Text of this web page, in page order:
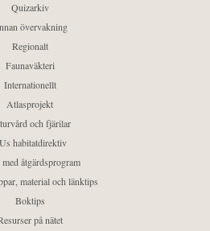
Quizarkiv
övervakning
Regionalt
Faunaväkteri
Internationellt
Atlasprojekt
och fjärilar
habitatdirektiv
åtgärdsprogram
material och länktips
Boktips
på nätet